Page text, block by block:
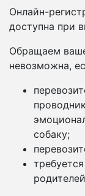
Онлайн-
доступна при
Обращаем
невозможна,
собаку;